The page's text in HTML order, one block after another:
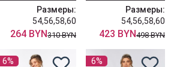
Размеры:
54,56,58,60
264 BYN310 BYN
Размеры:
54,56,58,60
423 BYN498 BYN
6% 6%